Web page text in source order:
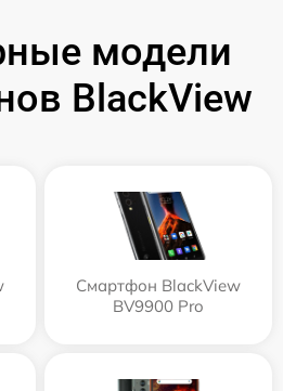
модели
BlackView
Смартфон BlackView
BV9900 Pro